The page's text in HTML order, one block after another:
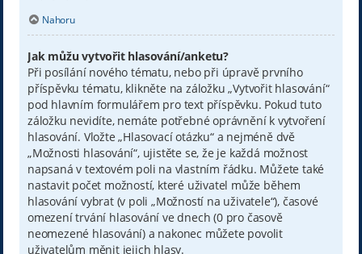
Nahoru
Jak můžu vytvořit hlasování/anketu?
Při posílání nového tématu, nebo při úpravě prvního
příspěvku tématu, klikněte na záložku „Vytvořit hlasování“
pod hlavním formulářem pro text příspěvku. Pokud tuto
záložku nevidíte, nemáte potřebné oprávnění k vytvoření
hlasování. Vložte „Hlasovací otázku“ a nejméně dvě
„Možnosti hlasování“, ujistěte se, že je každá možnost
napsaná v textovém poli na vlastním řádku. Můžete také
nastavit počet možností, které uživatel může během
hlasování vybrat (v poli „Možností na uživatele“), časové
omezení trvání hlasování ve dnech (0 pro časově
neomezené hlasování) a nakonec můžete povolit
uživatelům měnit jejich hlasy.